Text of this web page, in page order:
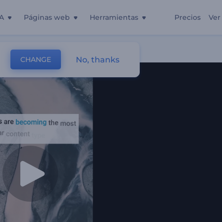
Páginas web Herramientas Precios Ver
CHANGE No, thanks